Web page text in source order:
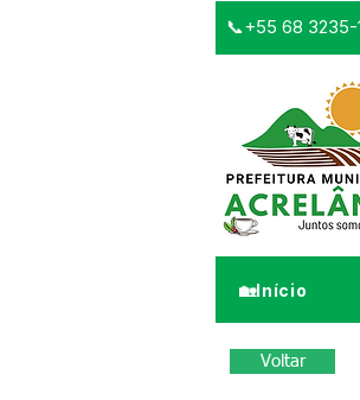
📞+55 68 3235-
🏡Início
Voltar